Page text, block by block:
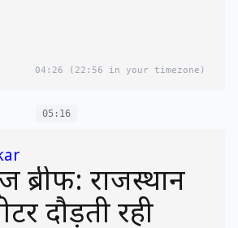
04:26 (22:56 in your timezone)
05:16
ब्रीफ: राजस्थान
दौड़ती रही